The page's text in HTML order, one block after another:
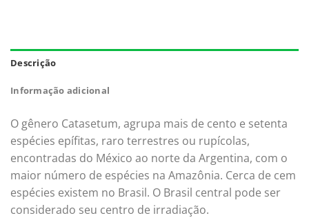
Descrição
Informação adicional
O gênero Catasetum, agrupa mais de cento e setenta
espécies epífitas, raro terrestres ou rupícolas,
encontradas do México ao norte da Argentina, com o
maior número de espécies na Amazônia. Cerca de cem
espécies existem no Brasil. O Brasil central pode ser
considerado seu centro de irradiação.